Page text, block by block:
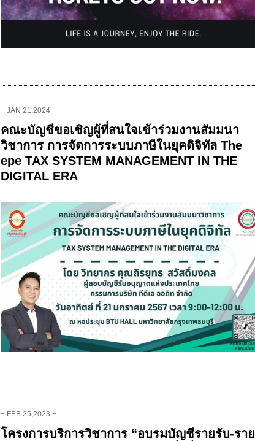
− JAN 21,2024 −
คณะบัญชีขอเชิญผู้ที่สนใจเข้าร่วมงานสัมมนา
วิชาการ การจัดการระบบภาษีในยุคดิจิทัล The
epe TAX SYSTEM MANAGEMENT IN THE
DIGITAL ERA
− FEB 25,2023 −
โครงการบริการวิชาการ “อบรมบัญชีรายรับ-ราย